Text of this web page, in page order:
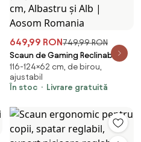
649,99 RON749,99 RON
Scaun de Gaming Reclinabil
HOMCOM cu Suport pentru
Picioare și Perne, din Piele
Artificială și Spumă, 65x62x116-
Romania
116-124×62 cm, de birou,
ajustabil
În stoc
Livrare gratuită